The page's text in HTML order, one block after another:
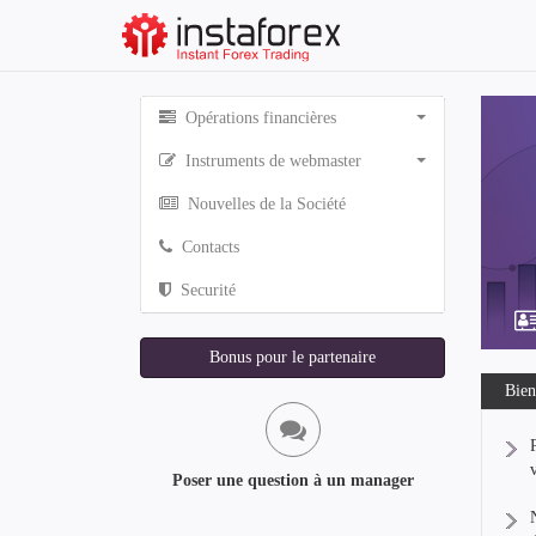
Opérations financières
Instruments de webmaster
Nouvelles de la Société
Contacts
Securité
Bonus pour le partenaire
Poser une question à un manager